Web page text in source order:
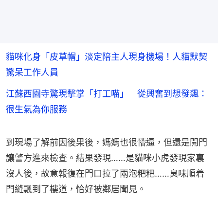
貓咪化身「皮草帽」淡定陪主人現身機場！人貓默契
驚呆工作人員
江蘇西園寺驚現擊掌「打工喵」 從興奮到想發飆：
很生氣為你服務
到現場了解前因後果後，媽媽也很懵逼，但還是開門
讓警方進來檢查。結果發現……是貓咪小虎發現家裏
沒人後，故意報復在門口拉了兩泡粑粑……臭味順着
門縫飄到了樓道，恰好被鄰居聞見。